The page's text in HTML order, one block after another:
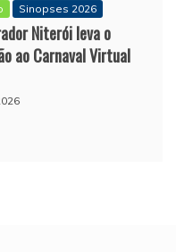
Sinopses 2026
Niterói leva o
ao Carnaval Virtual